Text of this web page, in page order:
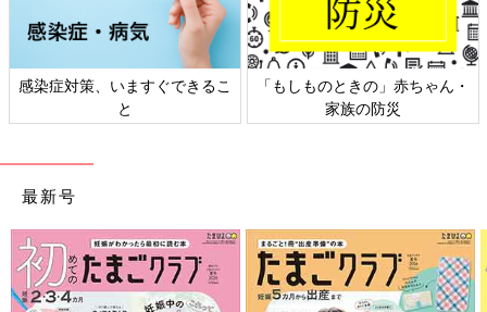
感染症対策、いますぐできるこ
と
「もしものときの」赤ちゃん・
家族の防災
最新号